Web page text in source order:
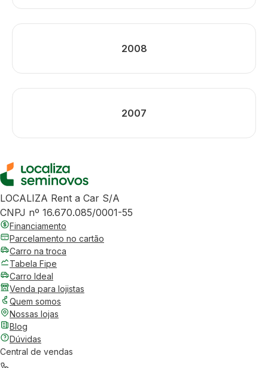
2008
2007
LOCALIZA Rent a Car S/A
CNPJ nº 16.670.085/0001-55
Financiamento
Parcelamento no cartão
Carro na troca
Tabela Fipe
Carro Ideal
Venda para lojistas
Quem somos
Nossas lojas
Blog
Dúvidas
Central de vendas